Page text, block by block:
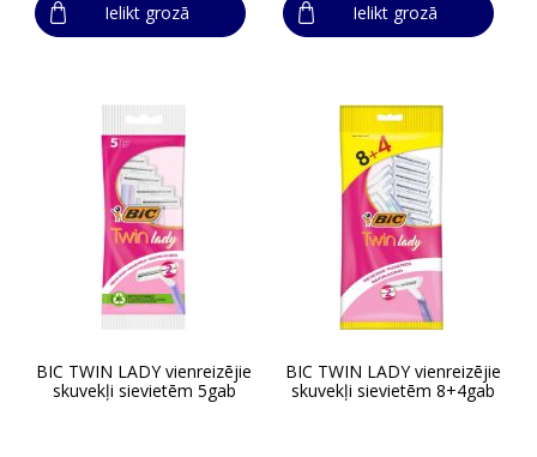
Ielikt grozā Ielikt grozā
BIC TWIN LADY vienreizējie
skuvekļi sievietēm 5gab
BIC TWIN LADY vienreizējie
skuvekļi sievietēm 8+4gab